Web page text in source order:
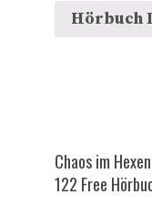
Hörbuch
Chaos im
122 Free